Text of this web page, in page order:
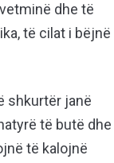
dhe të
të cilat i bëjnë
shkurtër janë
të butë dhe
të kalojnë